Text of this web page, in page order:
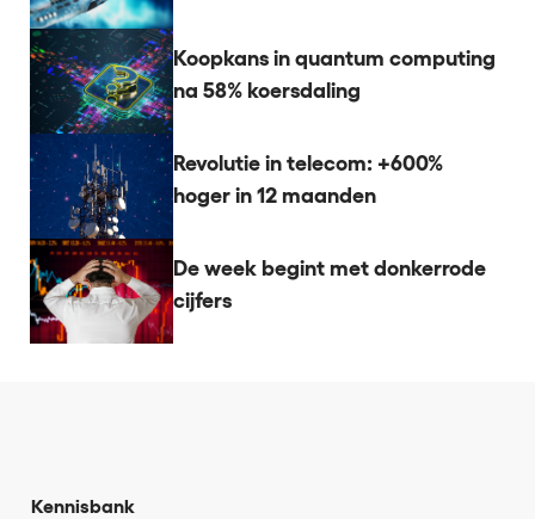
Koopkans in quantum computing
na 58% koersdaling
Revolutie in telecom: +600%
hoger in 12 maanden
De week begint met donkerrode
cijfers
Kennisbank